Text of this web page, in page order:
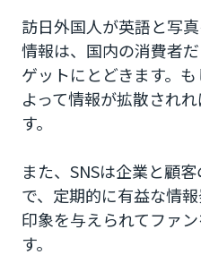
訪日外国人が英語と写
情報は、国内の消費者
ゲットにとどきます。
よって情報が拡散され
す。
また、SNSは企業と顧
で、定期的に有益な情
印象を与えられてファ
す。